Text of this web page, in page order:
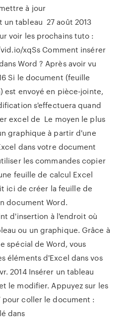
à jour
tableau 27 août 2013
voir les prochains tuto :
xqSs Comment insérer
Word ? Après avoir vu
Si le document (feuille
est envoyé en pièce-jointe,
s'effectuera quand
excel de Le moyen le plus
graphique à partir d'une
dans votre document
les commandes copier
feuille de calcul Excel
ici de créer la feuille de
document Word.
d'insertion à l'endroit où
ou un graphique. Grâce à
spécial de Word, vous
éléments d'Excel dans vos
2014 Insérer un tableau
le modifier. Appuyez sur les
pour coller le document :
dans